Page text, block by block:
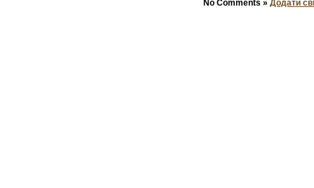
No Comments » Додати